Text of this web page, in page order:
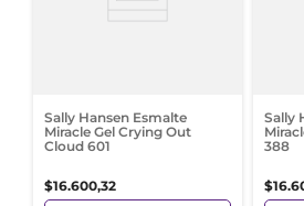
Sally Hansen Esmalte
Miracle Gel Crying Out
Cloud 601
$16.600,32
Sally
388
$16.